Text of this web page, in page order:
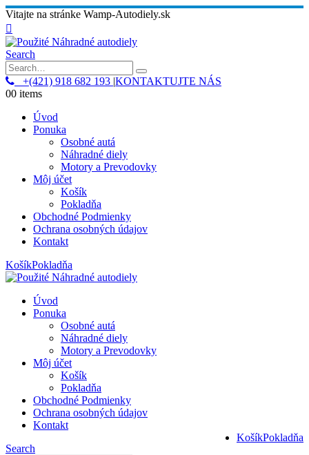
Vitajte na stránke Wamp-Autodiely.sk
Search
+(421) 918 682 193 |KONTAKTUJTE NÁS
00 items
Úvod
Ponuka
Osobné autá
Náhradné diely
Motory a Prevodovky
Môj účet
Košík
Pokladňa
Obchodné Podmienky
Ochrana osobných údajov
Kontakt
KošíkPokladňa
Úvod
Ponuka
Osobné autá
Náhradné diely
Motory a Prevodovky
Môj účet
Košík
Pokladňa
Obchodné Podmienky
Ochrana osobných údajov
Kontakt
KošíkPokladňa
Search